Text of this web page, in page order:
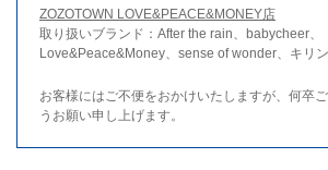
ZOZOTOWN LOVE&PEACE&MONEY店
取り扱いブランド：After the rain、babycheer、
Love&Peace&Money、sense of wonder、キリ
お客様にはご不便をおかけいたしますが、何卒
うお願い申し上げます。